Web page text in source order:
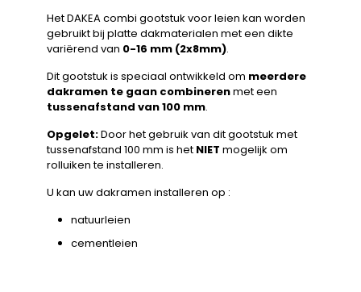
Het DAKEA combi gootstuk voor leien kan worden
gebruikt bij platte dakmaterialen met een dikte
variërend van 0-16 mm (2x8mm).
Dit gootstuk is speciaal ontwikkeld om meerdere
dakramen te gaan combinerenmet een
tussenafstand van 100 mm.
Opgelet:Door het gebruik van dit gootstuk met
tussenafstand 100 mm is het NIET mogelijk om
rolluiken te installeren.
U kan uw dakramen installeren op :
natuurleien
cementleien